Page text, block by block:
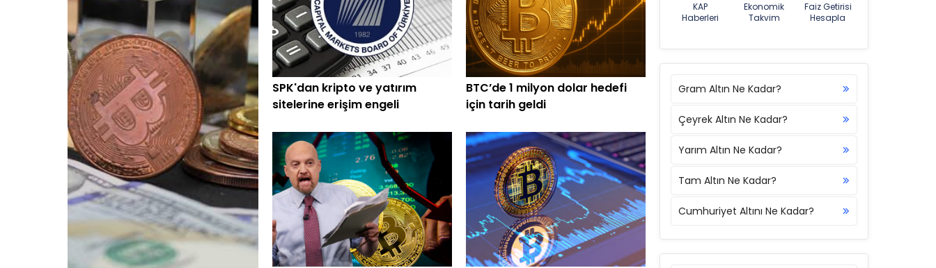
SPK'dan kripto ve yatırım
sitelerine erişim engeli
BTC’de 1 milyon dolar hedefi
için tarih geldi
KAP
Haberleri
Ekonomik
Takvim
Faiz Getirisi
Hesapla
Gram Altın Ne Kadar?
Çeyrek Altın Ne Kadar?
Yarım Altın Ne Kadar?
Tam Altın Ne Kadar?
Cumhuriyet Altını Ne Kadar?